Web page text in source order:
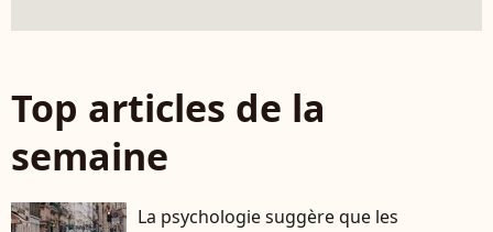
Top articles de la
semaine
La psychologie suggère que les